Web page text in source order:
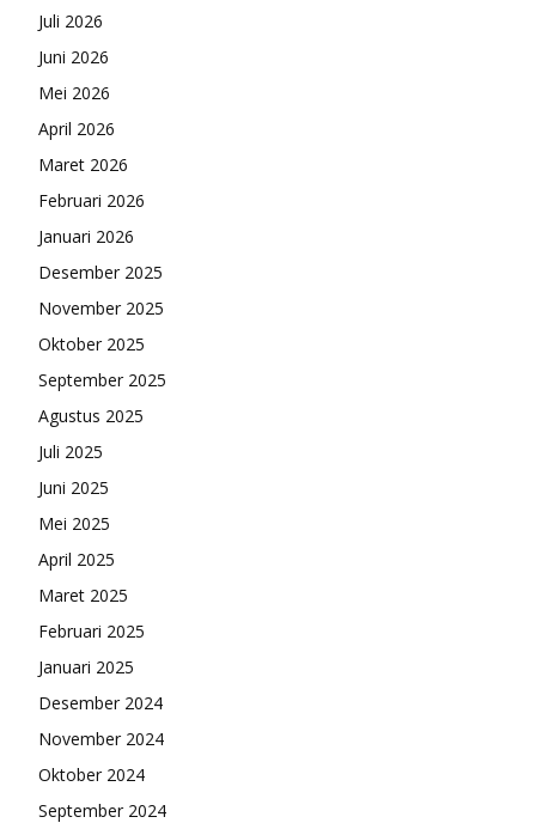
Juli 2026
Juni 2026
Mei 2026
April 2026
Maret 2026
Februari 2026
Januari 2026
Desember 2025
November 2025
Oktober 2025
September 2025
Agustus 2025
Juli 2025
Juni 2025
Mei 2025
April 2025
Maret 2025
Februari 2025
Januari 2025
Desember 2024
November 2024
Oktober 2024
September 2024